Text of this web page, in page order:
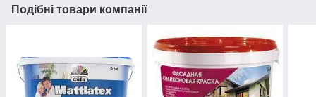
Подібні товари компанії